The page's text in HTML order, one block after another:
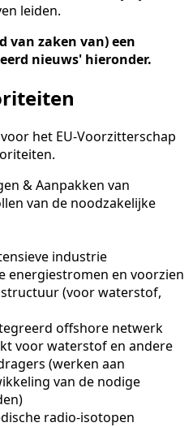
leiden.
van zaken van) een
nieuws' hieronder.
het EU-Voorzitterschap
& Aanpakken van
van de noodzakelijke
industrie
energiestromen en voorzien
(voor waterstof,
offshore netwerk
voor waterstof en andere
(werken aan
van de nodige
radio-isotopen